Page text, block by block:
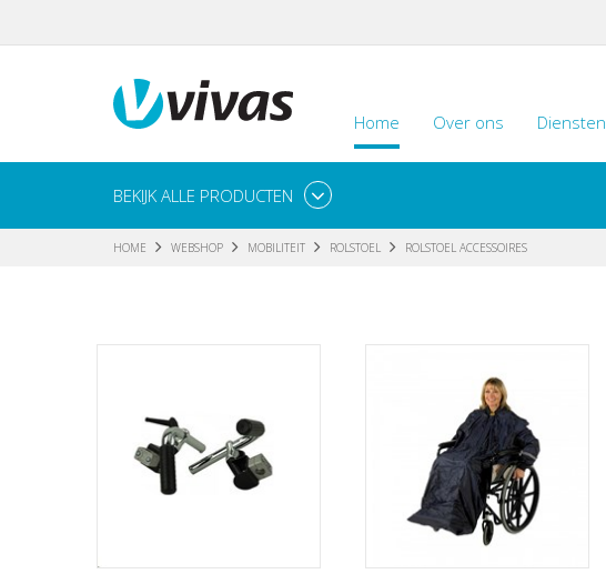
Home Over ons Diensten
BEKIJK ALLE PRODUCTEN
HOME WEBSHOP MOBILITEIT ROLSTOEL ROLSTOEL ACCESSOIRES